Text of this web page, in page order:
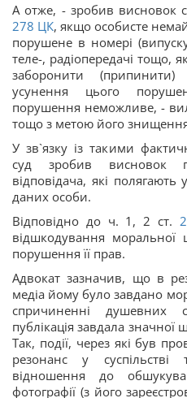
А отже, - зробив висновок
278 ЦК, якщо особисте
порушене в номері
теле-, радіопередачі тощо,
заборонити
усунення цього
порушення неможливе, -
тощо з метою його
У зв`язку із такими
суд зробив висновок
відповідача, які
даних особи.
Відповідно до ч. 1, 2 ст.
відшкодування моральної
порушення її прав.
Адвокат зазначив, що в
медіа йому було завдано
спричиненні душевних
публікація завдала
Так, події, через які був
резонанс у суспільстві
відношення до
фотографії (з його